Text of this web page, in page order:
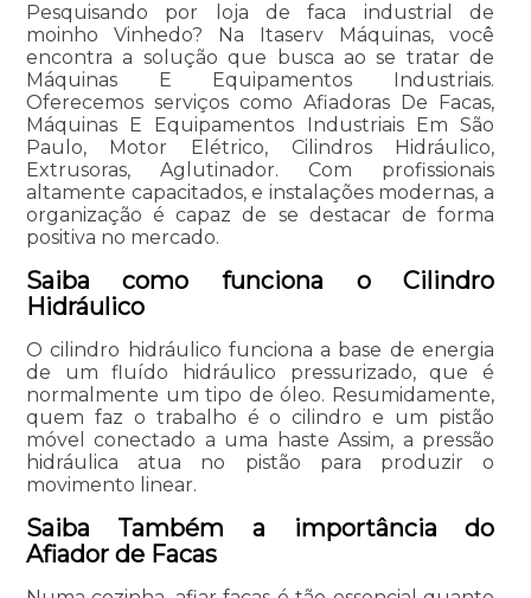
Pesquisando por loja de faca industrial de
moinho Vinhedo? Na Itaserv Máquinas, você
encontra a solução que busca ao se tratar de
Máquinas E Equipamentos Industriais.
Oferecemos serviços como Afiadoras De Facas,
Máquinas E Equipamentos Industriais Em São
Paulo, Motor Elétrico, Cilindros Hidráulico,
Extrusoras, Aglutinador. Com profissionais
altamente capacitados, e instalações modernas, a
organização é capaz de se destacar de forma
positiva no mercado.
Saiba como funciona o Cilindro
Hidráulico
O cilindro hidráulico funciona a base de energia
de um fluído hidráulico pressurizado, que é
normalmente um tipo de óleo. Resumidamente,
quem faz o trabalho é o cilindro e um pistão
móvel conectado a uma haste Assim, a pressão
hidráulica atua no pistão para produzir o
movimento linear.
Saiba Também a importância do
Afiador de Facas